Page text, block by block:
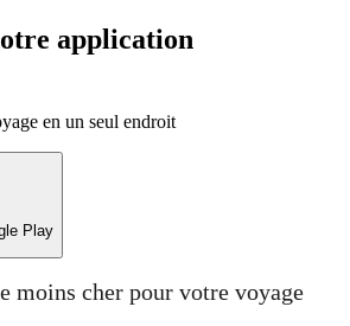
application
en un seul endroit
Play
moins cher pour votre voyage